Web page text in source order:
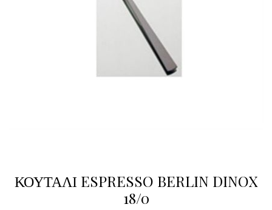
ΚΟΥΤΑΛΙ ESPRESSO BERLIN DINOX
18/0